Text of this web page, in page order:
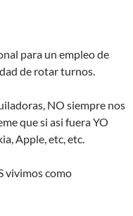
para un empleo de
de rotar turnos.
NO siempre nos
que si asi fuera YO
Apple, etc, etc.
vivimos como